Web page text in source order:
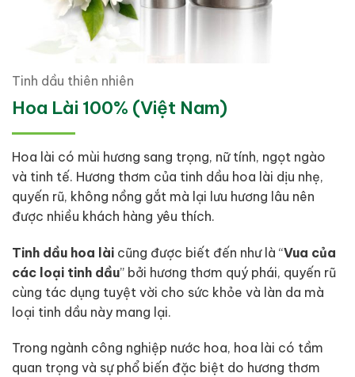
Tinh dầu thiên nhiên
Hoa Lài 100% (Việt Nam)
Hoa lài có mùi hương sang trọng, nữ tính, ngọt ngào
và tinh tế. Hương thơm của tinh dầu hoa lài dịu nhẹ,
quyến rũ, không nồng gắt mà lại lưu hương lâu nên
được nhiều khách hàng yêu thích.
Tinh dầu hoa lài cũng được biết đến như là “Vua của
các loại tinh dầu” bởi hương thơm quý phái, quyến rũ
cùng tác dụng tuyệt vời cho sức khỏe và làn da mà
loại tinh dầu này mang lại.
Trong ngành công nghiệp nước hoa, hoa lài có tầm
quan trọng và sự phổ biến đặc biệt do hương thơm